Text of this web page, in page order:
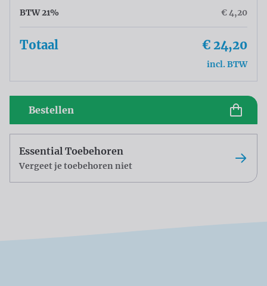
BTW 21% € 4,20
Totaal € 24,20
incl. BTW
Bestellen
Essential Toebehoren
Vergeet je toebehoren niet